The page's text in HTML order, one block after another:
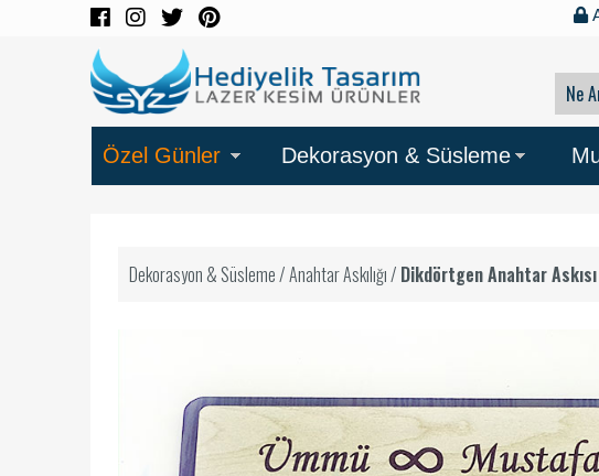
Özel Günler Dekorasyon & Süsleme
Dekorasyon & Süsleme/Anahtar Askılığı/ Dikdörtgen Anahtar Askısı